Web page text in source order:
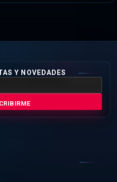
Y NOVEDADES